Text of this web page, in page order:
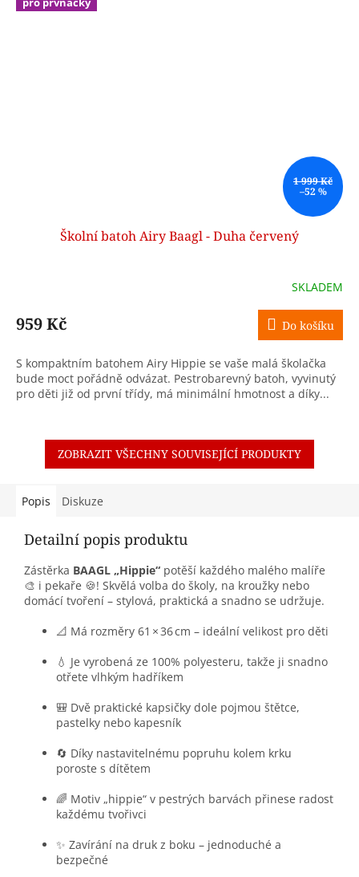
1 999 Kč
–52 %
Školní batoh Airy Baagl - Duha červený
SKLADEM
959 Kč Do košíku
S kompaktním batohem Airy Hippie se vaše malá školačka
bude moct pořádně odvázat. Pestrobarevný batoh, vyvinutý
pro děti již od první třídy, má minimální hmotnost a díky...
ZOBRAZIT VŠECHNY SOUVISEJÍCÍ PRODUKTY
Popis Diskuze
Detailní popis produktu
Zástěrka BAAGL „Hippie“ potěší každého malého malíře
🎨 i pekaře 🍪! Skvělá volba do školy, na kroužky nebo
domácí tvoření – stylová, praktická a snadno se udržuje.
📐 Má rozměry 61 × 36 cm – ideální velikost pro děti
💧 Je vyrobená ze 100% polyesteru, takže ji snadno
otřete vlhkým hadříkem
🎒 Dvě praktické kapsičky dole pojmou štětce,
pastelky nebo kapesník
🔄 Díky nastavitelnému popruhu kolem krku
poroste s dítětem
🌈 Motiv „hippie“ v pestrých barvách přinese radost
každému tvořivci
✨ Zavírání na druk z boku – jednoduché a
bezpečné